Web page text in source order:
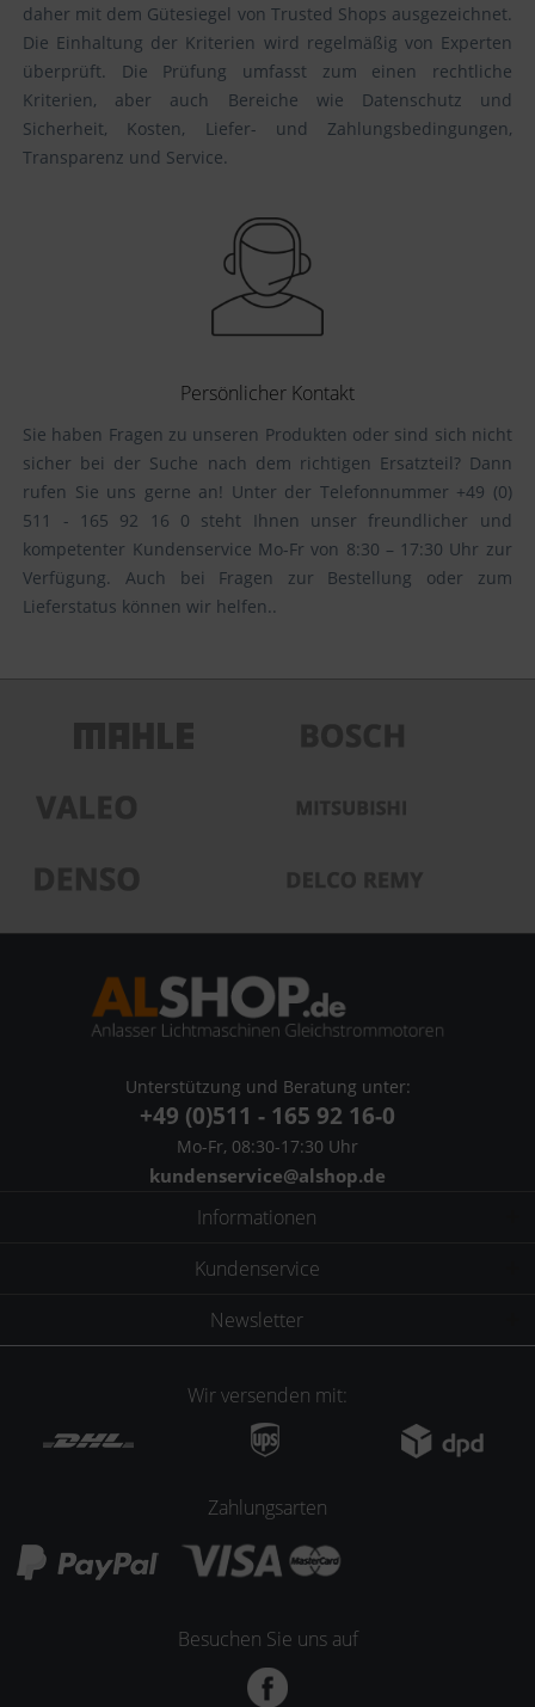
daher mit dem Gütesiegel von Trusted Shops ausgezeichnet.
Die Einhaltung der Kriterien wird regelmäßig von Experten
überprüft. Die Prüfung umfasst zum einen rechtliche
Kriterien, aber auch Bereiche wie Datenschutz und
Sicherheit, Kosten, Liefer- und Zahlungsbedingungen,
Transparenz und Service.
Persönlicher Kontakt
Sie haben Fragen zu unseren Produkten oder sind sich nicht
sicher bei der Suche nach dem richtigen Ersatzteil? Dann
rufen Sie uns gerne an! Unter der Telefonnummer +49 (0)
511 - 165 92 16 0 steht Ihnen unser freundlicher und
kompetenter Kundenservice Mo-Fr von 8:30 – 17:30 Uhr zur
Verfügung. Auch bei Fragen zur Bestellung oder zum
Lieferstatus können wir helfen..
Unterstützung und Beratung unter:
+49 (0)511 - 165 92 16-0
Mo-Fr, 08:30-17:30 Uhr
kundenservice@alshop.de
Informationen
Kundenservice
Newsletter
Wir versenden mit:
Zahlungsarten
Besuchen Sie uns auf